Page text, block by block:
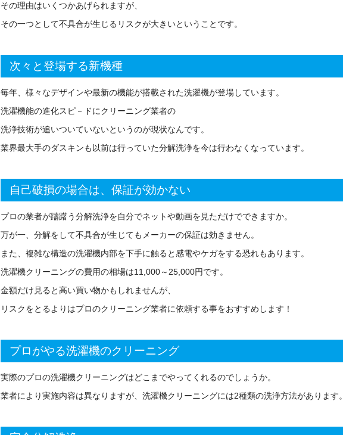
その理由はいくつかあげられますが、
その一つとして不具合が生じるリスクが大きいということです。
次々と登場する新機種
毎年、様々なデザインや最新の機能が搭載された洗濯機が登場しています。
洗濯機能の進化スピ－ドにクリーニング業者の
洗浄技術が追いついていないというのが現状なんです。
業界最大手のダスキンも以前は行っていた分解洗浄を今は行わなくなっています。
自己破損の場合は、保証が効かない
プロの業者が躊躇う分解洗浄を自分でネットや動画を見ただけでできますか。
万が一、分解をして不具合が生じてもメーカーの保証は効きません。
また、複雑な構造の洗濯機内部を下手に触ると感電やケガをする恐れもあります。
洗濯機クリーニングの費用の相場は11 000～ 25 000円です。
金額だけ見ると高い買い物かもしれませんが、
リスクをとるよりはプロのクリーニング業者に依頼する事をおすすめします！
プロがやる洗濯機のクリーニング
実際のプロの洗濯機クリーニングはどこまでやってくれるのでしょうか。
業者により実施内容は異なりますが、洗濯機クリーニングには2種類の洗浄方法があります。